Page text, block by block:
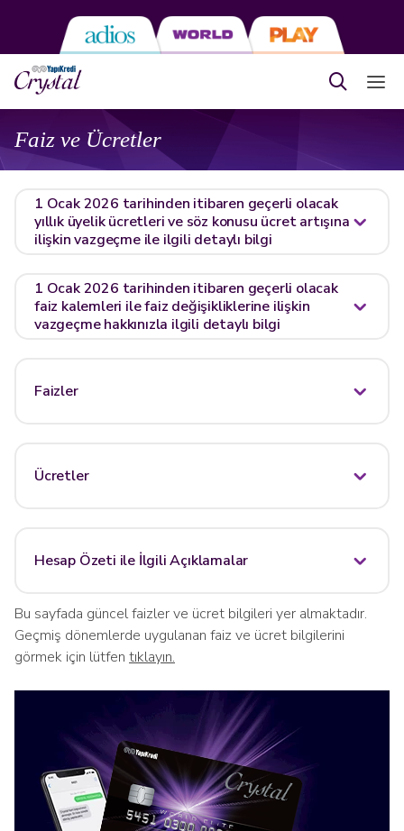
Faiz ve Ücretler
1 Ocak 2026 tarihinden itibaren geçerli olacak
yıllık üyelik ücretleri ve söz konusu ücret artışına
ilişkin vazgeçme ile ilgili detaylı bilgi
1 Ocak 2026 tarihinden itibaren geçerli olacak
faiz kalemleri ile faiz değişikliklerine ilişkin
vazgeçme hakkınızla ilgili detaylı bilgi
Faizler
Ücretler
Hesap Özeti ile İlgili Açıklamalar
Bu sayfada güncel faizler ve ücret bilgileri yer almaktadır.
Geçmiş dönemlerde uygulanan faiz ve ücret bilgilerini
görmek için lütfen tıklayın.